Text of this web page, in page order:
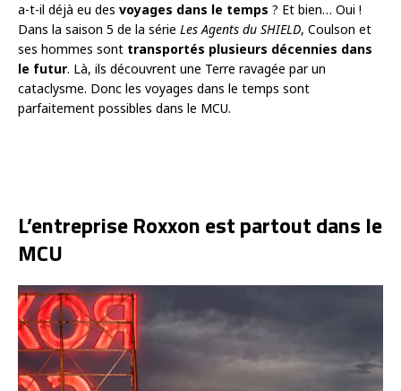
a-t-il déjà eu des voyages dans le temps ? Et bien… Oui !
Dans la saison 5 de la série Les Agents du SHIELD, Coulson et
ses hommes sont transportés plusieurs décennies dans
le futur. Là, ils découvrent une Terre ravagée par un
cataclysme. Donc les voyages dans le temps sont
parfaitement possibles dans le MCU.
L’entreprise Roxxon est partout dans le
MCU